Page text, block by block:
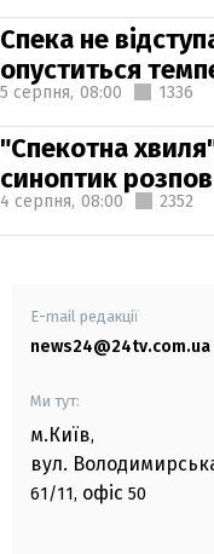
Спека не
опуститься
5 серпня, 08:00 1336
"Спекотна
синоптик
4 серпня, 08:00 2352
E-mail редакції
news24@24tv.com.ua
Ми тут:
м.Київ,
вул.
61/11, офіс 50